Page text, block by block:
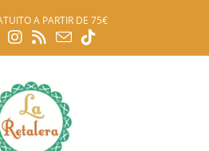
A PARTIR DE 75€